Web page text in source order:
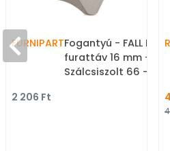
FURNIPARTFogantyú - FALL
furattáv 16 mm -
Szálcsiszolt 66 - ABS
2 206 Ft